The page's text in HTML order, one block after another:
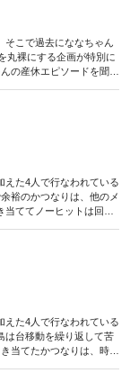
そこで過去にななちゃん
丸裸にする企画が特別に
の産休エピソードを聞き
収録されたものです／
えた4人で行なわれている
裕のかつなりは、他のメ
ててノーヒットは回避
続くのか!? そして唯一
にもこれが最後のチャ
収録されたものです／
えた4人で行なわれている
は台移動を繰り返して苦
当てたかつなりは、時短